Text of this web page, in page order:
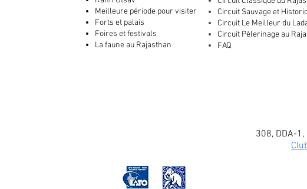
Meilleure période pour visiter
Forts et palais
Foires et festivals
La faune au Rajasthan
Circuit Sauvage et
Circuit Le Meilleur du
Circuit Pèlerinage au
FAQ
308, DDA-